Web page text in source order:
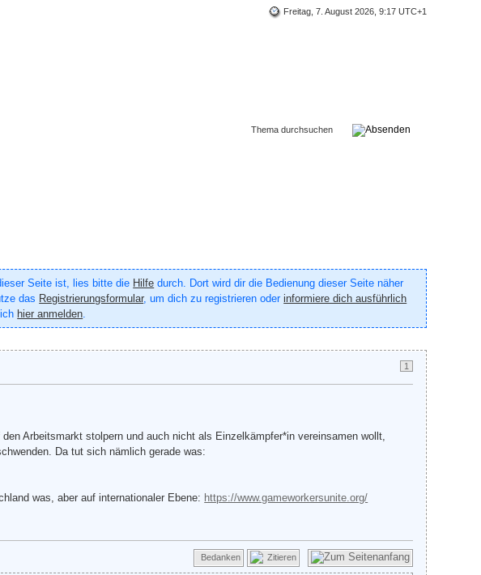
Freitag, 7. August 2026, 9:17 UTC+1
Seite ist, lies bitte die Hilfe durch. Dort wird dir die Bedienung dieser Seite näher
das Registrierungsformular, um dich zu registrieren oderinformiere dich ausführlich
hier anmelden.
1
Arbeitsmarkt stolpern und auch nicht als Einzelkämpfer*in vereinsamen wollt,
Da tut sich nämlich gerade was:
was, aber auf internationaler Ebene: https://www.gameworkersunite.org/
Zitieren
Bedanken